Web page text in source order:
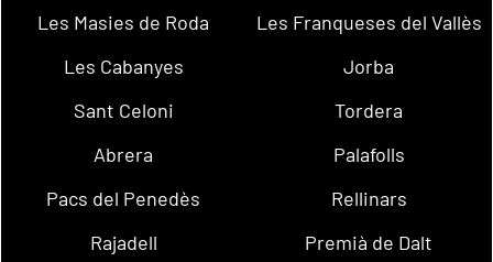
Les Masies de Roda
Les Franqueses del Vallès
Les Cabanyes
Jorba
Sant Celoni
Tordera
Abrera
Palafolls
Pacs del Penedès
Rellinars
Rajadell
Premià de Dalt